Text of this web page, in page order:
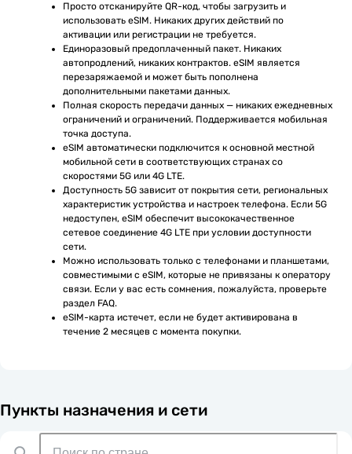
Просто отсканируйте QR-код, чтобы загрузить и
использовать eSIM. Никаких других действий по
активации или регистрации не требуется.
Единоразовый предоплаченный пакет. Никаких
автопродлений, никаких контрактов. eSIM является
перезаряжаемой и может быть пополнена
дополнительными пакетами данных.
Полная скорость передачи данных — никаких ежедневных
ограничений и ограничений. Поддерживается мобильная
точка доступа.
eSIM автоматически подключится к основной местной
мобильной сети в соответствующих странах со
скоростями 5G или 4G LTE.
Доступность 5G зависит от покрытия сети, региональных
характеристик устройства и настроек телефона. Если 5G
недоступен, eSIM обеспечит высококачественное
сетевое соединение 4G LTE при условии доступности
сети.
Можно использовать только с телефонами и планшетами,
совместимыми с eSIM, которые не привязаны к оператору
связи. Если у вас есть сомнения, пожалуйста, проверьте
раздел FAQ.
eSIM-карта истечет, если не будет активирована в
течение 2 месяцев с момента покупки.
Пункты назначения и сети